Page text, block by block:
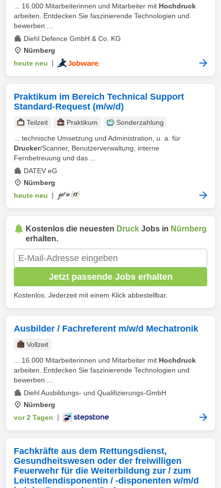
... 16.000 Mitarbeiterinnen und Mitarbeiter mit Hochdruck
arbeiten. Entdecken Sie faszinierende Technologien und
bewerben ...
Diehl Defence GmbH & Co. KG
Nürnberg
heute neu
Praktikum im Bereich Technical Support
Standard-Request (m/w/d)
Teilzeit Praktikum
Sonderzahlung
... technische Umsetzung und Administration, u. a. für
Drucker/Scanner, Benutzerverwaltung, interne
Fernbetreuung und das ...
DATEV eG
Nürnberg
heute neu
Kostenlos die neuesten Druck Jobs in Nürnberg
erhalten.
Jetzt passende Jobs erhalten
Kostenlos. Jederzeit mit einem Klick abbestellbar.
Ausbilder / Fachreferent m/w/d Mechatronik
Vollzeit
... 16.000 Mitarbeiterinnen und Mitarbeiter mit Hochdruck
arbeiten. Entdecken Sie faszinierende Technologien und
bewerben ...
Diehl Ausbildungs- und Qualifizierungs-GmbH
Nürnberg
vor 2 Tagen
Fachkräfte aus dem Rettungsdienst,
Gesundheitswesen oder der freiwilligen
Feuerwehr für die Weiterbildung zur / zum
Leitstellendisponentin / -disponenten w/m/d